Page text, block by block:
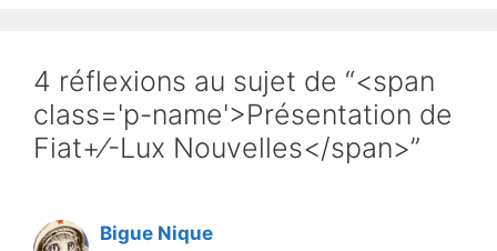
4 réflexions au sujet de “<span
class='p-name'>Présentation de
Fiat+⁄-Lux Nouvelles</span>”
Bigue Nique